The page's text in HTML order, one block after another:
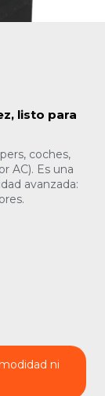
listo para
coches,
AC). Es una
avanzada:
ni